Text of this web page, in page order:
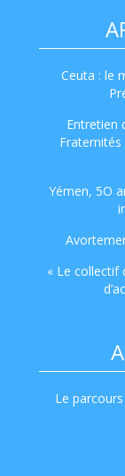
Ceuta : le
Entretien
Yémen, 5O
« Le collectif
Le